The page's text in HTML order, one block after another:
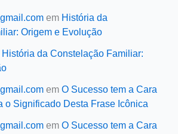
em História da
Origem e Evolução
História da Constelação Familiar:
em O Sucesso tem a Cara
o Significado Desta Frase Icônica
em O Sucesso tem a Cara